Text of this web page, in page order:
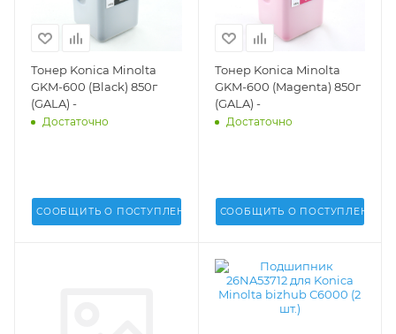
Тонер Konica Minolta
GKM-600 (Black) 850г
(GALA) -
Достаточно
СООБЩИТЬ О ПОСТУПЛЕНИИ
Тонер Konica Minolta
GKM-600 (Magenta) 850г
(GALA) -
Достаточно
СООБЩИТЬ О ПОСТУПЛЕНИИ